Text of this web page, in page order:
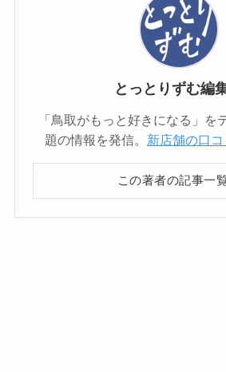
とっとりずむ編
「鳥取がもっと好きになる」を
題の情報を発信。 新店舗の口コ
この著者の記事一